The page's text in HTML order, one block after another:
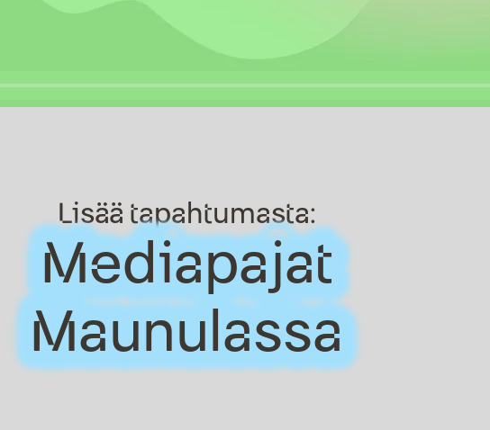
Lisää tapahtumasta:
Mediapajat
Maunulassa
Mediapajat
Maunulassa